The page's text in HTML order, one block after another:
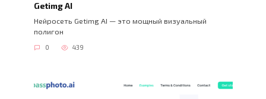
Getimg AI
Нейросеть Getimg AI — это мощный визуальный
полигон
0 439